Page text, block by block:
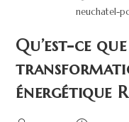
neuchatel-
Qu’est-ce
énergétique